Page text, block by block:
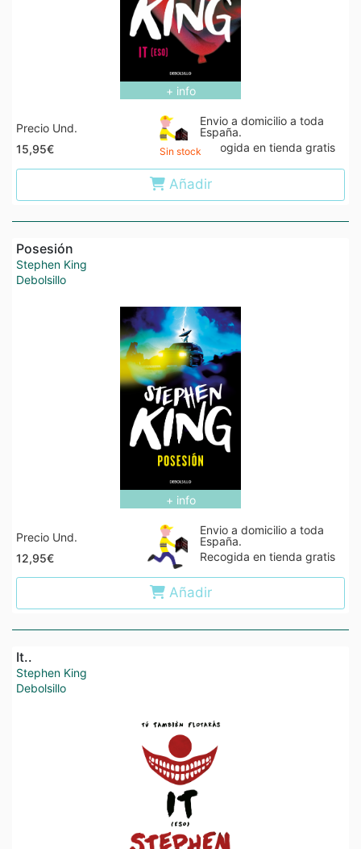
+ info
Precio Und.
15,95€
Envio a domicilio a toda
España.
Recogida en tienda gratis
Sin stock
Añadir
Posesión
Stephen King
Debolsillo
+ info
Precio Und.
12,95€
Envio a domicilio a toda
España.
Recogida en tienda gratis
Añadir
It..
Stephen King
Debolsillo